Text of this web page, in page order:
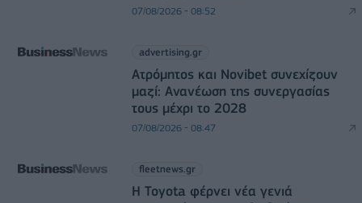
07/08/2026 - 08:52
advertising.gr
Ατρόμητος και Novibet συνεχίζουν
μαζί: Ανανέωση της συνεργασίας
τους μέχρι το 2028
07/08/2026 - 08:47
fleetnews.gr
Η Toyota φέρνει νέα γενιά